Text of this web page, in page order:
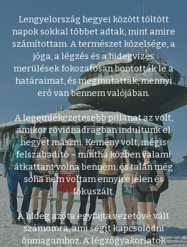
Lengyelország hegyei között töltött
napok sokkal többet adtak, mint amire
számítottam. A természet közelsége, a
jóga, a légzés és a hidegvizes
merülések fokozatosan bontották le a
határaimat, és megmutatták, mennyi
erő van bennem valójában.
A legemlékezetesebb pillanat az volt,
amikor rövidnadrágban indultunk el
hegyet mászni. Kemény volt, mégis
felszabadító – mintha közben valami
átkattant volna bennem, és talán még
soha nem voltam ennyire jelen és
fókuszált.
A hideg azóta egyfajta vezetővé vált
számomra, ami segít kapcsolódni
önmagamhoz. A légzőgyakorlatok